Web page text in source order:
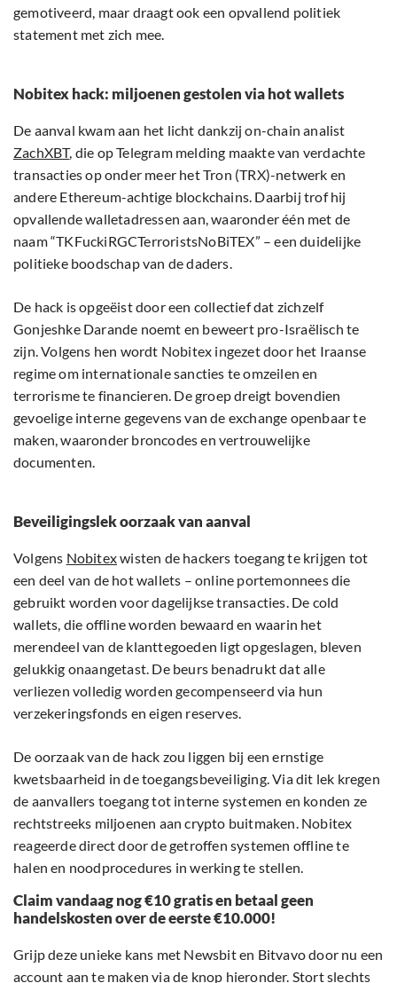
gemotiveerd, maar draagt ook een opvallend politiek
statement met zich mee.
Nobitex hack: miljoenen gestolen via hot wallets
De aanval kwam aan het licht dankzij on-chain analist
ZachXBT, die op Telegram melding maakte van verdachte
transacties op onder meer het Tron (TRX)-netwerk en
andere Ethereum-achtige blockchains. Daarbij trof hij
opvallende walletadressen aan, waaronder één met de
naam “TKFuckiRGCTerroristsNoBiTEX” – een duidelijke
politieke boodschap van de daders.
De hack is opgeëist door een collectief dat zichzelf
Gonjeshke Darande noemt en beweert pro-Israëlisch te
zijn. Volgens hen wordt Nobitex ingezet door het Iraanse
regime om internationale sancties te omzeilen en
terrorisme te financieren. De groep dreigt bovendien
gevoelige interne gegevens van de exchange openbaar te
maken, waaronder broncodes en vertrouwelijke
documenten.
Beveiligingslek oorzaak van aanval
Volgens Nobitexwisten de hackers toegang te krijgen tot
een deel van de hot wallets – online portemonnees die
gebruikt worden voor dagelijkse transacties. De cold
wallets, die offline worden bewaard en waarin het
merendeel van de klanttegoeden ligt opgeslagen, bleven
gelukkig onaangetast. De beurs benadrukt dat alle
verliezen volledig worden gecompenseerd via hun
verzekeringsfonds en eigen reserves.
De oorzaak van de hack zou liggen bij een ernstige
kwetsbaarheid in de toegangsbeveiliging. Via dit lek kregen
de aanvallers toegang tot interne systemen en konden ze
rechtstreeks miljoenen aan crypto buitmaken. Nobitex
reageerde direct door de getroffen systemen offline te
halen en noodprocedures in werking te stellen.
Claim vandaag nog €10 gratis en betaal geen
handelskosten over de eerste €10.000!
Grijp deze unieke kans met Newsbit en Bitvavo door nu een
account aan te maken via de knop hieronder. Stort slechts